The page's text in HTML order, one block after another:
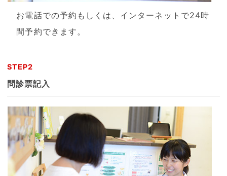
お電話での予約もしくは、インターネットで24時
間予約できます。
STEP2
問診票記入